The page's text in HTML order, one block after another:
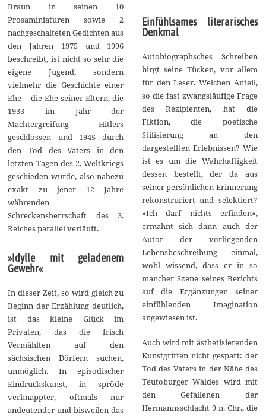
Braun in seinen 10
Prosaminiaturen sowie 2
nachgeschalteten Gedichten aus
den Jahren 1975 und 1996
beschreibt, ist nicht so sehr die
eigene Jugend, sondern
vielmehr die Geschichte einer
Ehe – die Ehe seiner Eltern, die
1933 im Jahr der
Machtergreifung Hitlers
geschlossen und 1945 durch
den Tod des Vaters in den
letzten Tagen des 2. Weltkriegs
geschieden wurde, also nahezu
exakt zu jener 12 Jahre
währenden
Schreckensherrschaft des 3.
Reiches parallel verläuft.
»Idylle mit geladenem
Gewehr«
In dieser Zeit, so wird gleich zu
Beginn der Erzählung deutlich,
ist das kleine Glück im
Privaten, das die frisch
Vermählten auf den
sächsischen Dörfern suchen,
unmöglich. In episodischer
Eindruckskunst, in spröde
verknappter, oftmals nur
andeutender und bisweilen das
Einfühlsames literarisches
Denkmal
Autobiographsches Schreiben
birgt seine Tücken, vor allem
für den Leser. Welchen Anteil,
so die fast zwangsläufige Frage
des Rezipienten, hat die
Fiktion, die poetische
Stilisierung an den
dargestellten Erlebnissen? Wie
ist es um die Wahrhaftigkeit
dessen bestellt, der da aus
seiner persönlichen Erinnerung
rekonstruriert und selektiert?
»Ich darf nichts erfinden«,
ermahnt sich dann auch der
Autor der vorliegenden
Lebensbeschreibung einmal,
wohl wissend, dass er in so
mancher Szene seines Berichts
auf die Ergänzungen seiner
einfühlenden Imagination
angewiesen ist.
Auch wird mit ästhetisierenden
Kunstgriffen nicht gespart: der
Tod des Vaters in der Nähe des
Teutoburger Waldes wird mit
den Gefallenen der
Hermannsschlacht 9 n. Chr., die